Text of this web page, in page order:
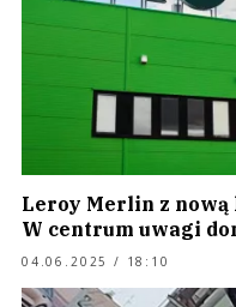
Leroy Merlin z
W centrum uwagi
04.06.2025 / 18:10